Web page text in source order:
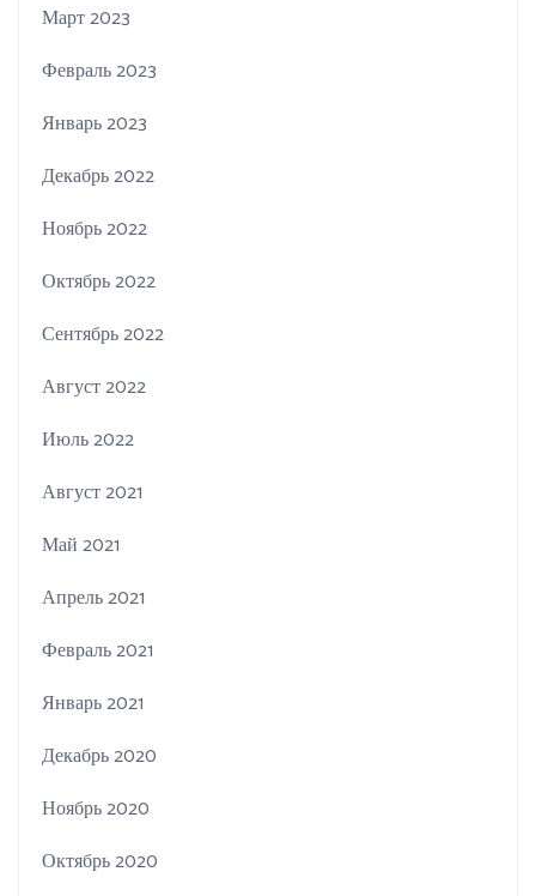
Март 2023
Февраль 2023
Январь 2023
Декабрь 2022
Ноябрь 2022
Октябрь 2022
Сентябрь 2022
Август 2022
Июль 2022
Август 2021
Май 2021
Апрель 2021
Февраль 2021
Январь 2021
Декабрь 2020
Ноябрь 2020
Октябрь 2020